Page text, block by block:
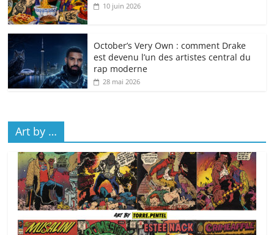
10 juin 2026
October’s Very Own : comment Drake
est devenu l’un des artistes central du
rap moderne
28 mai 2026
Art by …